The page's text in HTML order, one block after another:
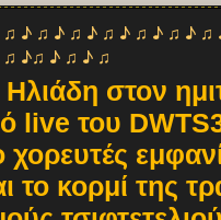
♪ ♫ ♪ ♫ ♪ ♫ ♪ ♫ ♪ ♫ ♪
♪♫ ♪ ♫ ♪ ♫
Ηλιάδη στον
live του
χορευτές
το κορμί της